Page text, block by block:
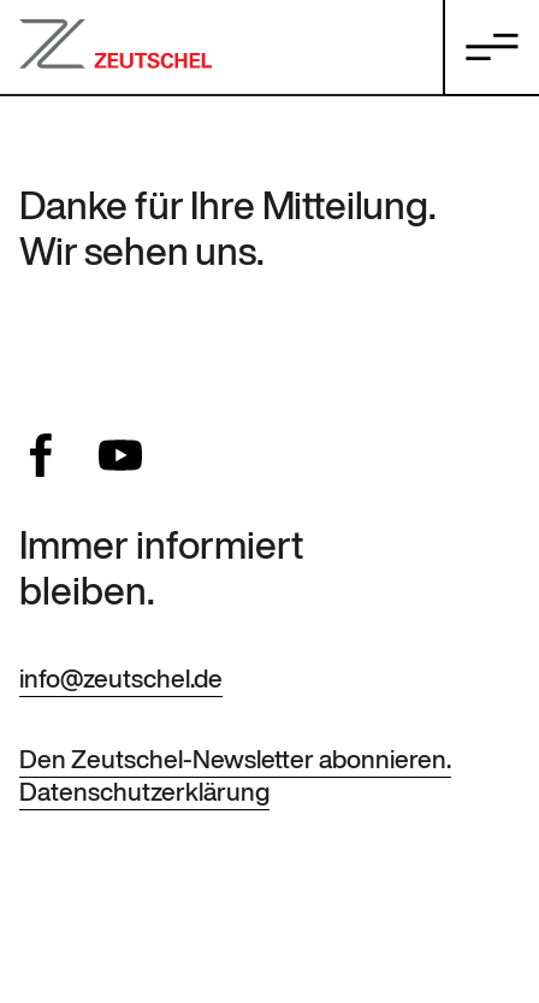
Danke für Ihre Mitteilung.
Wir sehen uns.
Immer informiert
bleiben.
info@zeutschel.de
Den Zeutschel-Newsletter abonnieren.
Datenschutzerklärung